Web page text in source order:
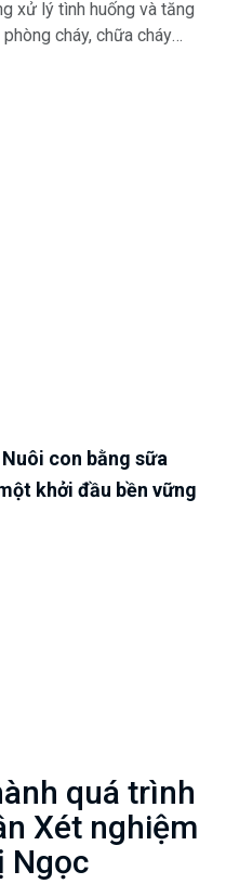
xử lý tình huống và tăng
cháy, chữa cháy
con bằng sữa
khởi đầu bền vững
quá trình
Xét nghiệm
Ngọc